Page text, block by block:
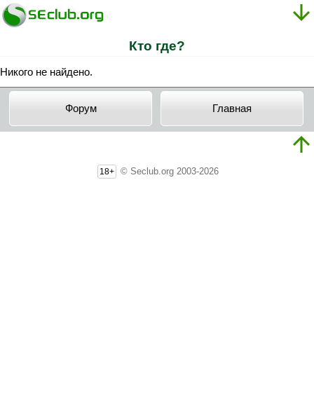
Кто где?
Никого не найдено.
Форум Главная
18+ © Seclub.org 2003-2026